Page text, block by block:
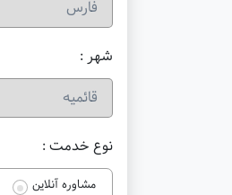
شهر :
نوع خدمت :
مشاوره آنلاین